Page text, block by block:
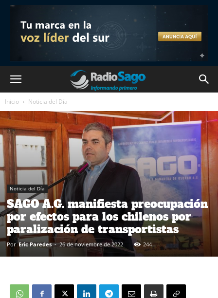
Inicio Noticia del Día
Noticia del Día
SAGO A.G. manifiesta preocupación
por efectos para los chilenos por
paralización de transportistas
Por Eric Paredes - 26 de noviembre de 2022 244